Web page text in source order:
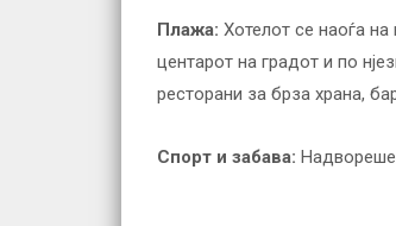
Плажа: Хотелот се наоѓа
центарот на градот и по
ресторани за брза храна,
Спорт и забава: